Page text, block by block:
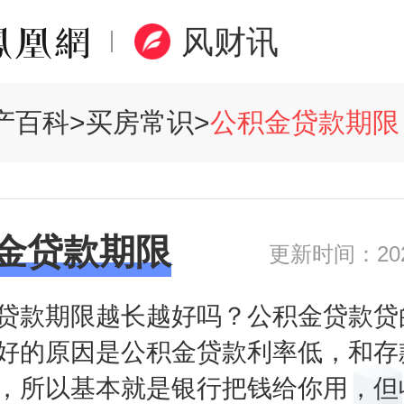
风财讯
百科>买房常识>公积金贷款期限
贷款期限 更新时间：
款期限越长越好吗？公积金贷款
的原因是公积金贷款利率低，和
所以基本就是银行把钱给你用，